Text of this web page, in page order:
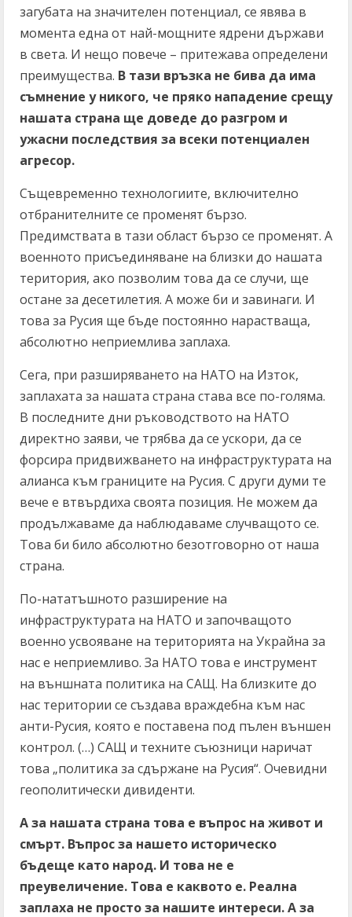
загубата на значителен потенциал, се явява в
момента една от най-мощните ядрени държави
в света. И нещо повече – притежава определени
преимущества. В тази връзка не бива да има
съмнение у никого, че пряко нападение срещу
нашата страна ще доведе до разгром и
ужасни последствия за всеки потенциален
агресор.
Същевременно технологиите, включително
отбранителните се променят бързо.
Предимствата в тази област бързо се променят. А
военното присъединяване на близки до нашата
територия, ако позволим това да се случи, ще
остане за десетилетия. А може би и завинаги. И
това за Русия ще бъде постоянно нарастваща,
абсолютно неприемлива заплаха.
Сега, при разширяването на НАТО на Изток,
заплахата за нашата страна става все по-голяма.
В последните дни ръководството на НАТО
директно заяви, че трябва да се ускори, да се
форсира придвижването на инфраструктурата на
алианса към границите на Русия. С други думи те
вече е втвърдиха своята позиция. Не можем да
продължаваме да наблюдаваме случващото се.
Това би било абсолютно безотговорно от наша
страна.
По-нататъшното разширение на
инфраструктурата на НАТО и започващото
военно усвояване на територията на Украйна за
нас е неприемливо. За НАТО това е инструмент
на външната политика на САЩ. На близките до
нас територии се създава враждебна към нас
анти-Русия, която е поставена под пълен външен
контрол. (…) САЩ и техните съюзници наричат
това „политика за сдържане на Русия“. Очевидни
геополитически дивиденти.
А за нашата страна това е въпрос на живот и
смърт. Въпрос за нашето историческо
бъдеще като народ. И това не е
преувеличение. Това е каквото е. Реална
заплаха не просто за нашите интереси. А за